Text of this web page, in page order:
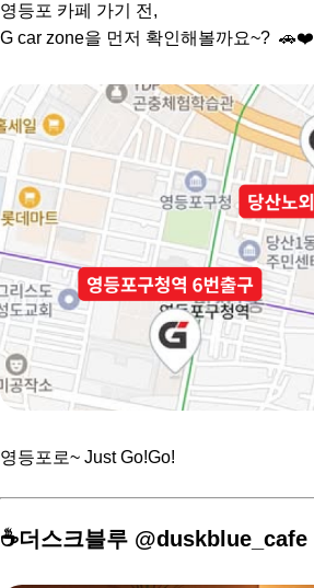
영등포 카페 가기 전,
G car zone을 먼저 확인해볼까요~? 🚗❤️
영등포로~ Just Go!Go!
☕️더스크블루 @duskblue_cafe